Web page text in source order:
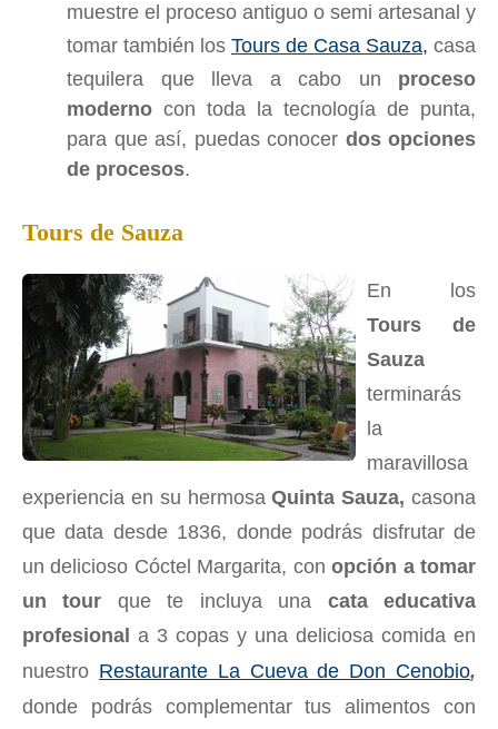
muestre el proceso antiguo o semi artesanal y
tomar también los Tours de Casa Sauza, casa
tequilera que lleva a cabo un proceso
moderno con toda la tecnología de punta,
para que así, puedas conocer dos opciones
de procesos.
Tours de Sauza
En los
Tours de
Sauza
terminarás
la
maravillosa
experiencia en su hermosaQuinta Sauza, casona
que data desde 1836, donde podrás disfrutar de
un delicioso Cóctel Margarita, conopción a tomar
un tour que te incluya una cata educativa
profesional a 3 copas y una deliciosa comida en
nuestro Restaurante La Cueva de Don Cenobio,
donde podrás complementar tus alimentos con